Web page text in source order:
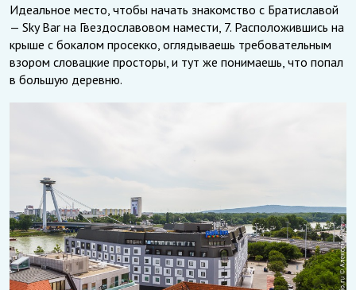
Идеальное место, чтобы начать знакомство с Братиславой
— Sky Bar на Гвездославовом намести, 7. Расположившись на
крыше с бокалом просекко, оглядываешь требовательным
взором словацкие просторы, и тут же понимаешь, что попал
в большую деревню.